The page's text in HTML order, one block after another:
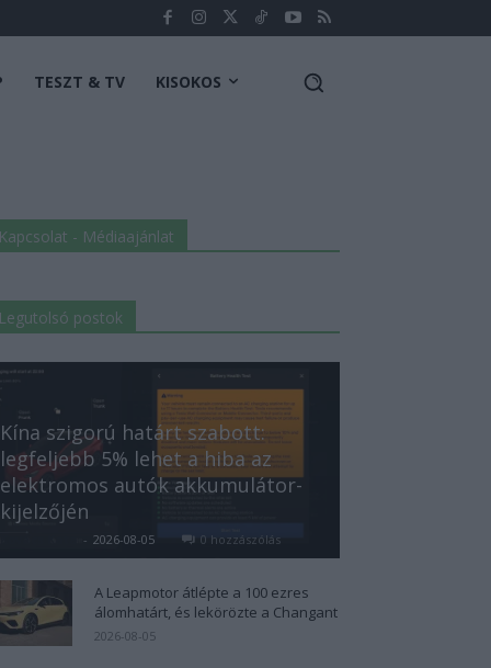
TESZT & TV KISOKOS
Kapcsolat - Médiaajánlat
Legutolsó postok
Kína szigorú határt szabott:
legfeljebb 5% lehet a hiba az
elektromos autók akkumulátor-
kijelzőjén
- 2026-08-05 0 hozzászólás
A Leapmotor átlépte a 100 ezres
álomhatárt, és lekörözte a Changant
2026-08-05